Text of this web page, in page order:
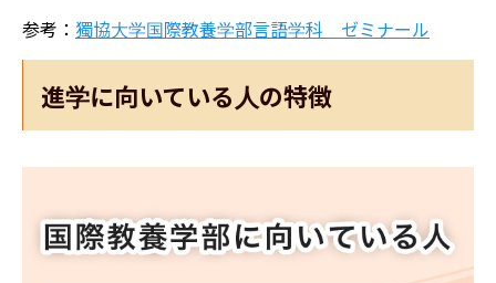
参考： 獨協大学国際教養学部言語学科 ゼミナール
進学に向いている人の特徴